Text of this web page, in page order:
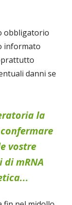
obbligatorio
informato
danni se
la
vostre
mRNA